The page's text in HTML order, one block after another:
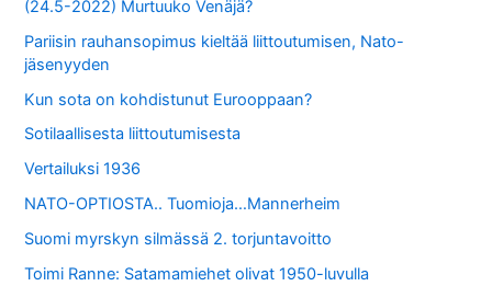
(24.5-2022) Murtuuko Venäjä?
Pariisin rauhansopimus kieltää liittoutumisen, Nato-
jäsenyyden
Kun sota on kohdistunut Eurooppaan?
Sotilaallisesta liittoutumisesta
Vertailuksi 1936
NATO-OPTIOSTA.. Tuomioja…Mannerheim
Suomi myrskyn silmässä 2. torjuntavoitto
Toimi Ranne: Satamamiehet olivat 1950-luvulla